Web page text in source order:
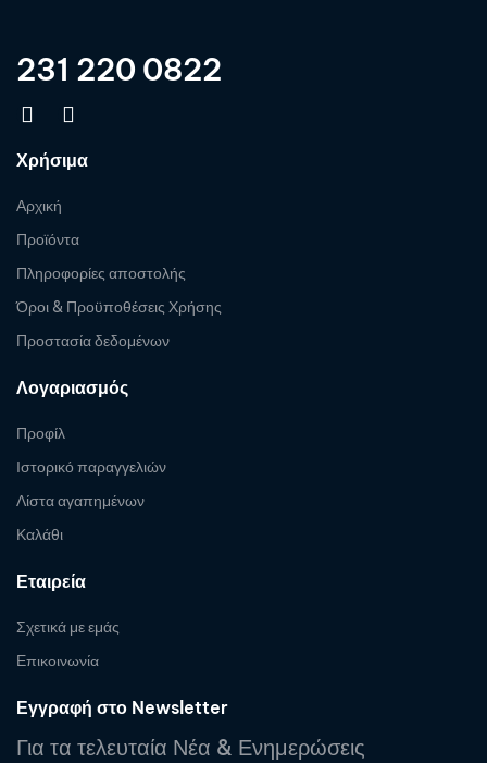
231 220 0822
Χρήσιμα
Αρχική
Προϊόντα
Πληροφορίες αποστολής
Όροι & Προϋποθέσεις Χρήσης
Προστασία δεδομένων
Λογαριασμός
Προφίλ
Ιστορικό παραγγελιών
Λίστα αγαπημένων
Καλάθι
Εταιρεία
Σχετικά με εμάς
Επικοινωνία
Εγγραφή στο Newsletter
Για τα τελευταία Νέα & Ενημερώσεις